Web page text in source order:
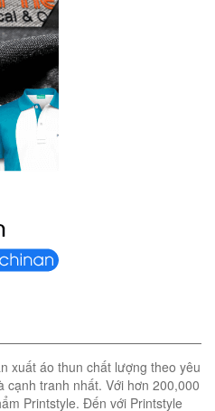
xuất áo thun chất lượng theo yêu
cạnh tranh nhất. Với hơn 200,000
Printstyle. Đến với Printstyle